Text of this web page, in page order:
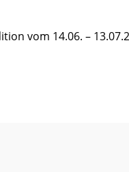
vom 14.06. –